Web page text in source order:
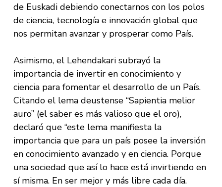
de Euskadi debiendo conectarnos con los polos
de ciencia, tecnología e innovación global que
nos permitan avanzar y prosperar como País.
Asimismo, el Lehendakari subrayó la
importancia de invertir en conocimiento y
ciencia para fomentar el desarrollo de un País.
Citando el lema deustense “Sapientia melior
auro” (el saber es más valioso que el oro),
declaró que “este lema manifiesta la
importancia que para un país posee la inversión
en conocimiento avanzado y en ciencia. Porque
una sociedad que así lo hace está invirtiendo en
sí misma. En ser mejor y más libre cada día.